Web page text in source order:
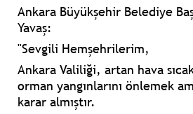
Ankara Büyükşehir Belediye
Yavaş:
"Sevgili Hemşehrilerim,
Ankara Valiliği, artan hava
orman yangınlarını önlemek
karar almıştır.